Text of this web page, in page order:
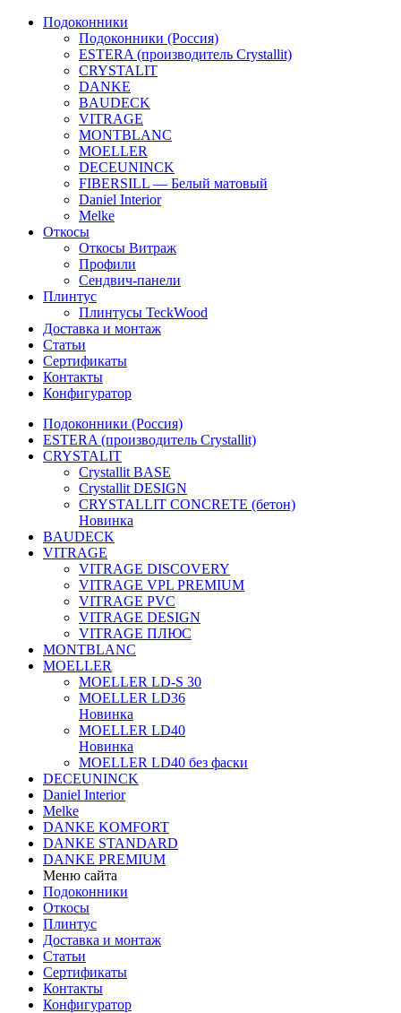
Подоконники
Подоконники (Россия)
ESTERA (производитель Crystallit)
CRYSTALIT
DANKE
BAUDECK
VITRAGE
MONTBLANC
MOELLER
DECEUNINCK
FIBERSILL — Белый матовый
Daniel Interior
Melke
Откосы
Откосы Витраж
Профили
Сендвич-панели
Плинтус
Плинтусы TeckWood
Доставка и монтаж
Статьи
Сертификаты
Контакты
Конфигуратор
Подоконники (Россия)
ESTERA (производитель Crystallit)
CRYSTALIT
Crystallit BASE
Crystallit DESIGN
CRYSTALLIT CONCRETE (бетон)
Новинка
BAUDECK
VITRAGE
VITRAGE DISCOVERY
VITRAGE VPL PREMIUM
VITRAGE PVC
VITRAGE DESIGN
VITRAGE ПЛЮС
MONTBLANC
MOELLER
MOELLER LD-S 30
MOELLER LD36
Новинка
MOELLER LD40
Новинка
MOELLER LD40 без фаски
DECEUNINCK
Daniel Interior
Melke
DANKE KOMFORT
DANKE STANDARD
DANKE PREMIUM
Меню сайта
Подоконники
Откосы
Плинтус
Доставка и монтаж
Статьи
Сертификаты
Контакты
Конфигуратор